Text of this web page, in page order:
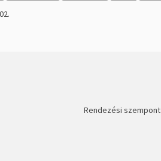
Rendezési szempont